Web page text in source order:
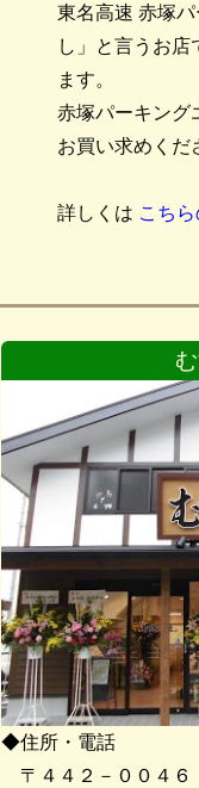
東名高速 赤塚
し」と言うお店
ます。
赤塚パーキング
お買い求めくだ
詳しくは こち
◆住所・電話
〒４４２－００４６